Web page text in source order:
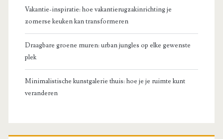
Vakantie-inspiratie: hoe vakantierugzakinrichting je
zomerse keuken kan transformeren
Draagbare groene muren: urban jungles op elke gewenste
plek
Minimalistische kunstgalerie thuis: hoe je je ruimte kunt
veranderen